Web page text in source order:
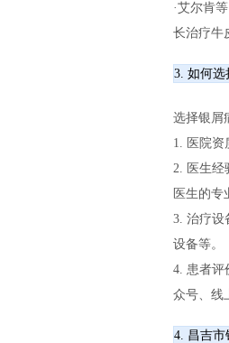
·艾尔肯
长治疗牛
3. 如何选
选择银屑
1. 医院资
2. 医生经
医生的专
3. 治疗设
设备等。
4. 患者评
众号、线
4. 昌吉市